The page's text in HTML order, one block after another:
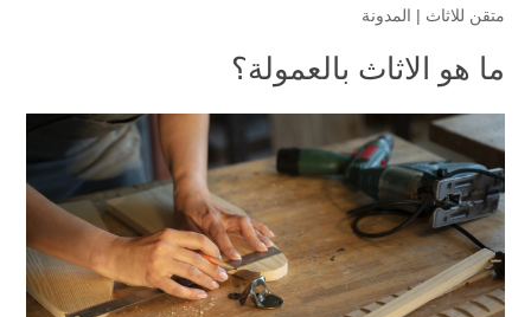
متقن للاثاث | المدونة
ما هو الاثاث بالعمولة؟